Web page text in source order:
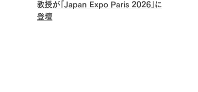
教授が「Japan Expo Paris 2026」に
登壇